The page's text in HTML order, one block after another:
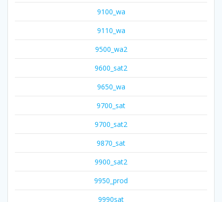
9100_wa
9110_wa
9500_wa2
9600_sat2
9650_wa
9700_sat
9700_sat2
9870_sat
9900_sat2
9950_prod
9990sat